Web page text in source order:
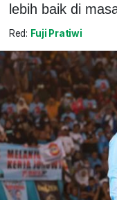
lebih baik di
Red: Fuji Pratiwi